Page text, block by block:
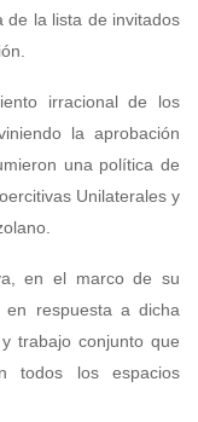
de la lista de invitados
irracional de los
la aprobación
una política de
Unilaterales y
en el marco de su
en respuesta a dicha
trabajo conjunto que
todos los espacios